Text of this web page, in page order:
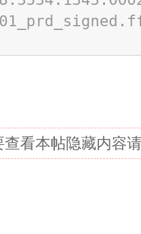
看本帖隐藏内容